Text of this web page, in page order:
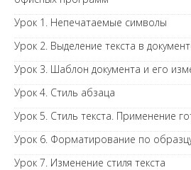
Урок 1. Непечатаемые символы
Урок 2. Выделение текста в
Урок 3. Шаблон документа и его
Урок 4. Стиль абзаца
Урок 5. Стиль текста. Применение
Урок 6. Форматирование по
Урок 7. Изменение стиля текста